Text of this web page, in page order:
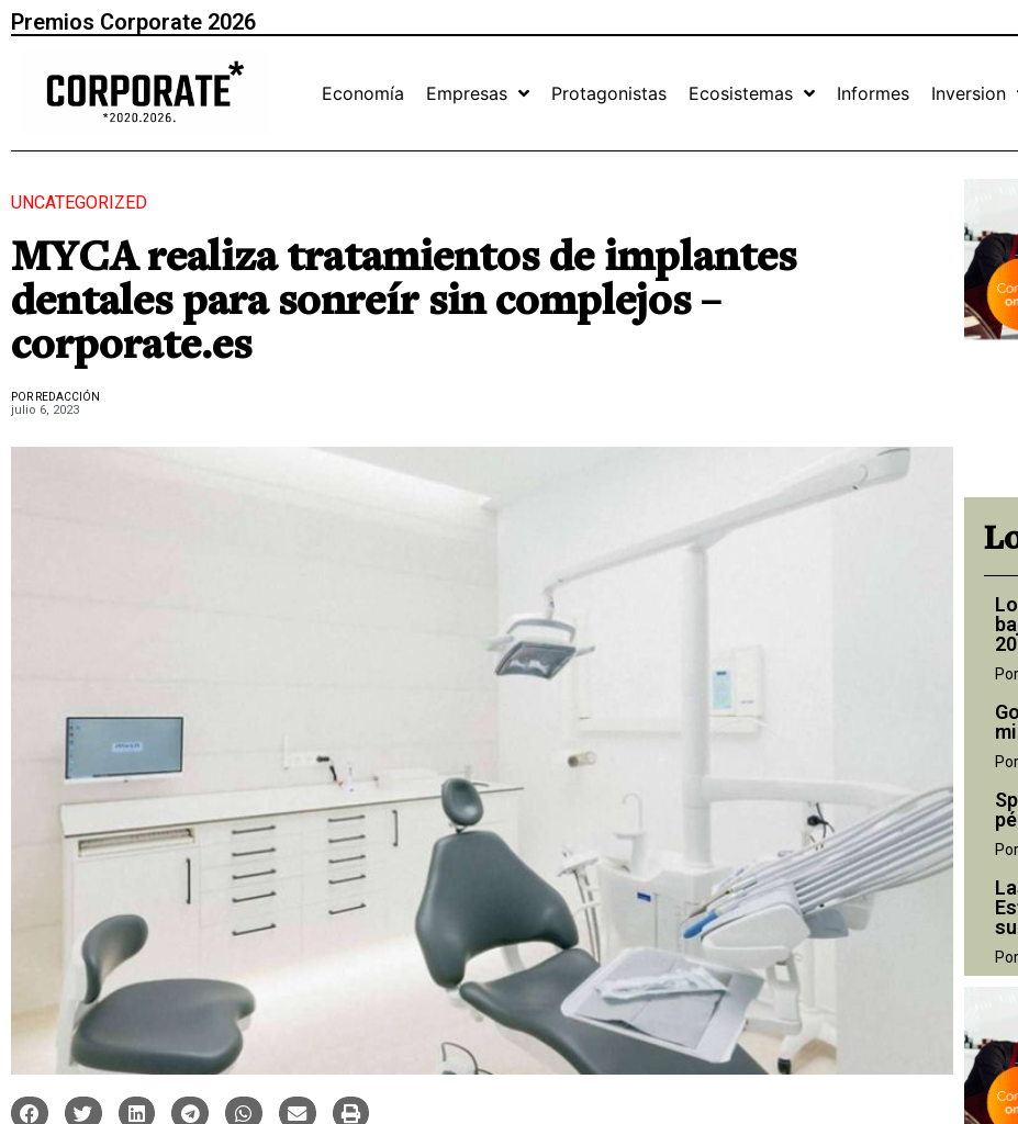
Premios Corporate 2026
Economía Empresas Protagonistas Ecosistemas Informes Inversion
UNCATEGORIZED
MYCA realiza tratamientos de implantes
dentales para sonreír sin complejos –
corporate.es
POR REDACCIÓN
julio 6, 2023